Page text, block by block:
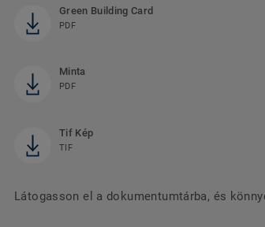
Green Building Card
PDF
Minta
PDF
Tif Kép
TIF
Látogasson el a dokumentumtárba, és